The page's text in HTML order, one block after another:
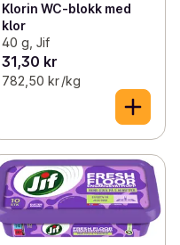
Klorin WC-blokk med
klor
40 g, Jif
31,30 kr
782,50 kr /kg